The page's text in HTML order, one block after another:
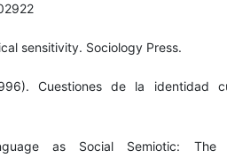
sensitivity. Sociology Press.
Cuestiones de la identidad
as Social Semiotic: The